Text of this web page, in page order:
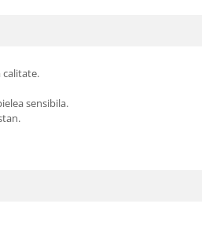
sensibila.